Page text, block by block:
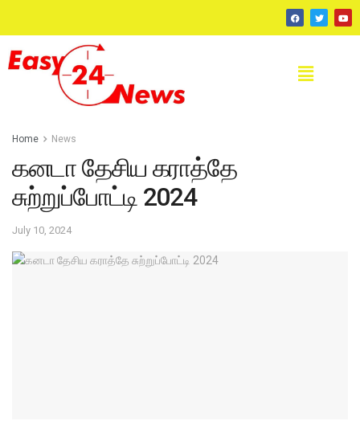
Home News
கனடா தேசிய கராத்தே
சுற்றுப்போட்டி 2024
July 10, 2024